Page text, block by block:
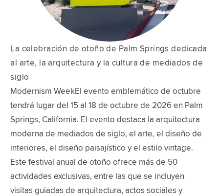
La celebración de otoño de Palm Springs dedicada
al arte, la arquitectura y la cultura de mediados de
siglo
Modernism WeekEl evento emblemático de octubre
tendrá lugar del 15 al 18 de octubre de 2026 en Palm
Springs, California. El evento destaca la arquitectura
moderna de mediados de siglo, el arte, el diseño de
interiores, el diseño paisajístico y el estilo vintage.
Este festival anual de otoño ofrece más de 50
actividades exclusivas, entre las que se incluyen
visitas guiadas de arquitectura, actos sociales y